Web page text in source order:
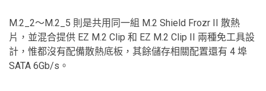
M.2_2～M.2_5 則是共用同一組 M.2 Shield Frozr II 散熱
片，並混合提供 EZ M.2 Clip 和 EZ M.2 Clip II 兩種免工具設
計，惟都沒有配備散熱底板，其餘儲存相關配置還有 4 埠
SATA 6Gb/s。